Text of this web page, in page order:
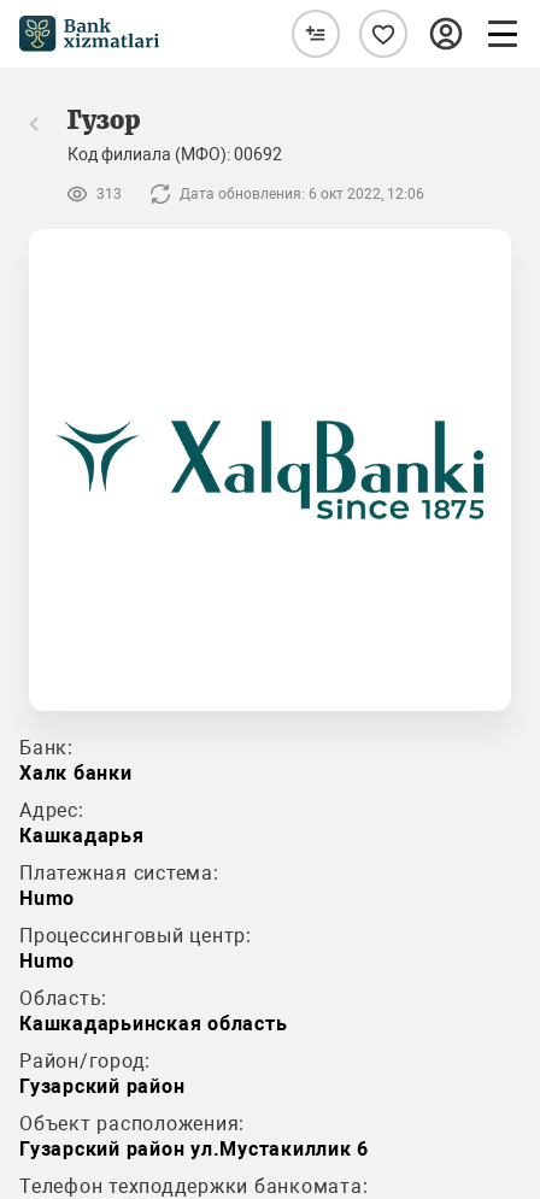
Гузор
Код филиала (МФО): 00692
313 Дата обновления: 6 окт 2022, 12:06
Банк:
Халк банки
Адрес:
Кашкадарья
Платежная система:
Humo
Процессинговый центр:
Humo
Область:
Кашкадарьинская область
Район/город:
Гузарский район
Объект расположения:
Гузарский район ул.Мустакиллик 6
Телефон техподдержки банкомата: